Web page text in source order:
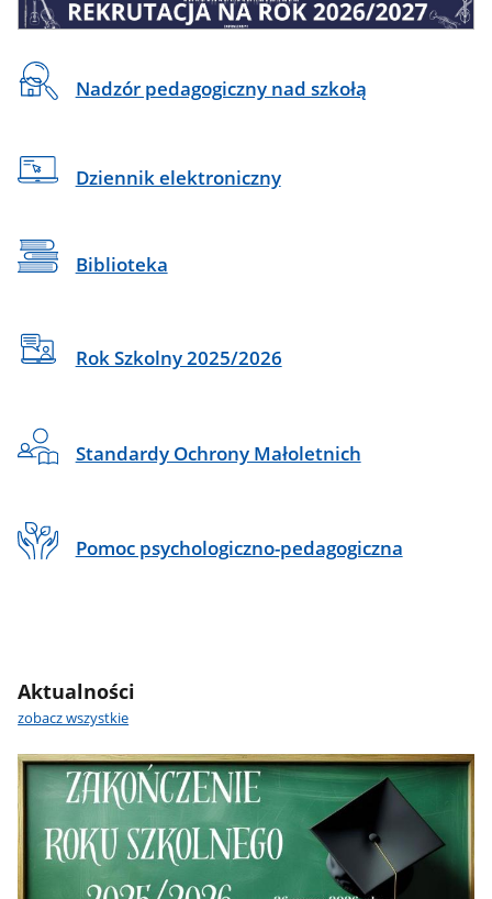
Linki
na
Nadzór pedagogiczny nad szkołą
Dziennik elektroniczny
Biblioteka
Rok Szkolny 2025/2026
Standardy Ochrony Małoletnich
Pomoc psychologiczno-pedagogiczna
Aktualności
zobacz wszystkie